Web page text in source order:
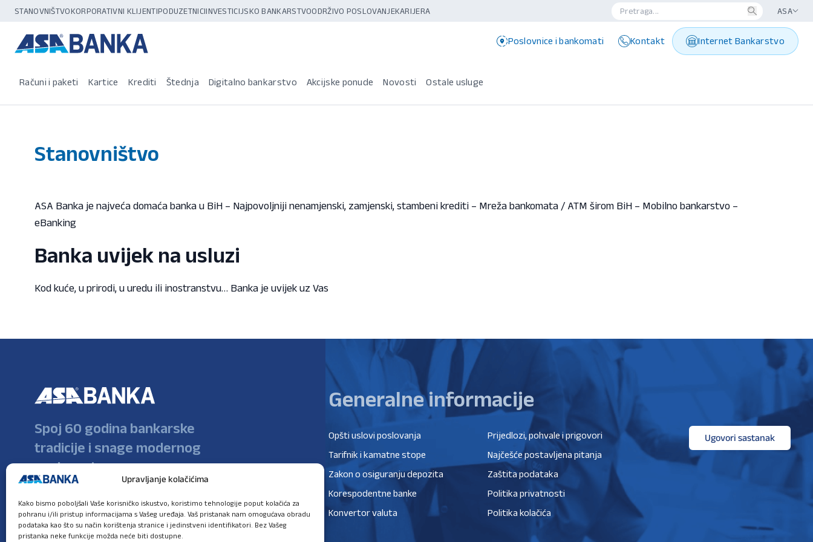
Upravljanje kolačićima
Kako bismo poboljšali Vaše korisničko iskustvo, koristimo tehnologije poput kolačića za
pohranu i/ili pristup informacijama s Vašeg uređaja. Vaš pristanak nam omogućava obradu
podataka kao što su način korištenja stranice i jedinstveni identifikatori. Bez Vašeg
pristanka neke funkcije možda neće biti dostupne.
STANOVNIŠTVOKORPORATIVNI KLIJENTIPODUZETNICIINVESTICIJSKO BANKARSTVOODRŽIVO POSLOVANJEKARIJERA ASA
Poslovnice i bankomati Kontakt Internet Bankarstvo
Računi i paketi Kartice Krediti Štednja Digitalno bankarstvo Akcijske ponude Novosti Ostale usluge
Stanovništvo
ASA Banka je najveća domaća banka u BiH – Najpovoljniji nenamjenski, zamjenski, stambeni krediti – Mreža bankomata / ATM širom BiH – Mobilno bankarstvo –
eBanking
Banka uvijek na usluzi
Kod kuće, u prirodi, u uredu ili inostranstvu… Banka je uvijek uz Vas
Spoj 60 godina bankarske
tradicije i snage modernog
poslovanja
Generalne informacije
Opšti uslovi poslovanja
Tarifnik i kamatne stope
Zakon o osiguranju depozita
Korespodentne banke
Konvertor valuta
Prijedlozi, pohvale i prigovori
Najčešće postavljena pitanja
Zaštita podataka
Politika privatnosti
Politika kolačića
Ugovori sastanak